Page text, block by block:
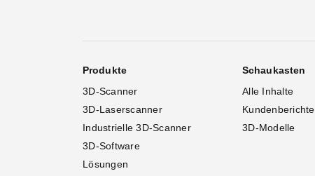
Produkte
3D-Scanner
3D-Laserscanner
Industrielle 3D-Scanner
3D-Software
Lösungen
Schaukasten
Alle Inhalte
Kundenberichte
3D-Modelle